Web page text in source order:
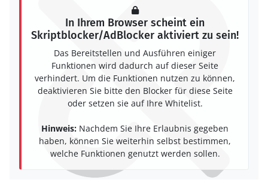
In Ihrem Browser scheint ein
Skriptblocker/AdBlocker aktiviert zu sein!
Das Bereitstellen und Ausführen einiger
Funktionen wird dadurch auf dieser Seite
verhindert. Um die Funktionen nutzen zu können,
deaktivieren Sie bitte den Blocker für diese Seite
oder setzen sie auf Ihre Whitelist.
Hinweis: Nachdem Sie Ihre Erlaubnis gegeben
haben, können Sie weiterhin selbst bestimmen,
welche Funktionen genutzt werden sollen.